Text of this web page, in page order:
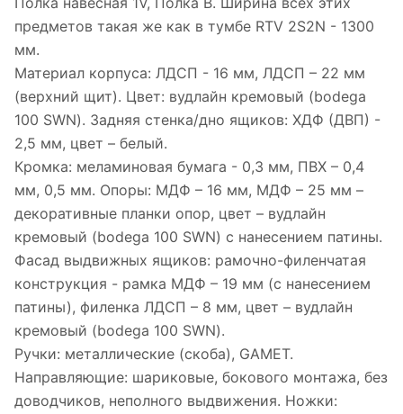
предметов такая же как в тумбе RTV 2S2N - 1300
мм.
Материал корпуса: ЛДСП - 16 мм, ЛДСП – 22 мм
(верхний щит). Цвет: вудлайн кремовый (bodega
100 SWN). Задняя стенка/дно ящиков: ХДФ (ДВП) -
2,5 мм, цвет – белый.
Кромка: меламиновая бумага - 0,3 мм, ПВХ – 0,4
мм, 0,5 мм. Опоры: МДФ – 16 мм, МДФ – 25 мм –
декоративные планки опор, цвет – вудлайн
кремовый (bodega 100 SWN) с нанесением патины.
Фасад выдвижных ящиков: рамочно-филенчатая
конструкция - рамка МДФ – 19 мм (с нанесением
патины), филенка ЛДСП – 8 мм, цвет – вудлайн
кремовый (bodega 100 SWN).
Ручки: металлические (скоба), GAMET.
Направляющие: шариковые, бокового монтажа, без
доводчиков, неполного выдвижения. Ножки: